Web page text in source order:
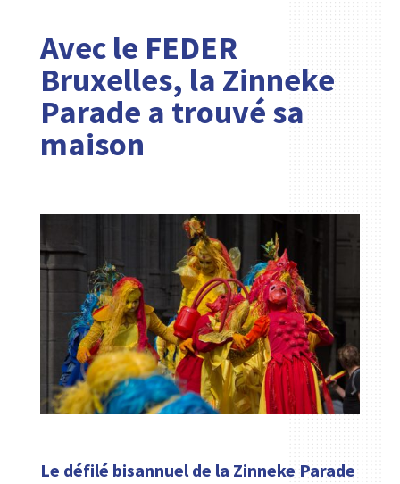
Avec le FEDER
Bruxelles, la Zinneke
Parade a trouvé sa
maison
Le défilé bisannuel de la Zinneke Parade